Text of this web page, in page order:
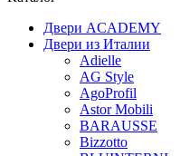
Двери ACADEMY
Двери из Италии
Adielle
AG Style
AgoProfil
Astor Mobili
BARAUSSE
Bizzotto